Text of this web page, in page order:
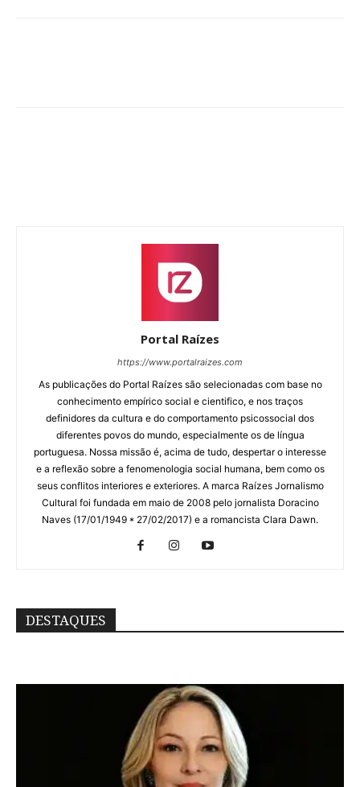
Portal Raízes
https://www.portalraizes.com
As publicações do Portal Raízes são selecionadas com base no
conhecimento empírico social e cientifico, e nos traços
definidores da cultura e do comportamento psicossocial dos
diferentes povos do mundo, especialmente os de língua
portuguesa. Nossa missão é, acima de tudo, despertar o interesse
e a reflexão sobre a fenomenologia social humana, bem como os
seus conflitos interiores e exteriores. A marca Raízes Jornalismo
Cultural foi fundada em maio de 2008 pelo jornalista Doracino
Naves (17/01/1949 * 27/02/2017) e a romancista Clara Dawn.
DESTAQUES